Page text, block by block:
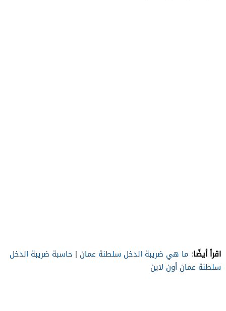
اقرأ أيضًا: ما هي ضريبة الدخل سلطنة عمان | حاسبة ضريبة الدخل
سلطنة عمان أون لاين